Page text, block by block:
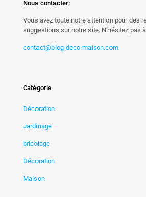
Nous contacter:
Vous avez toute notre attention pour des
suggestions sur notre site. N'hésitez pas
contact@blog-deco-maison.com
Catégorie
Décoration
Jardinage
bricolage
Décoration
Maison